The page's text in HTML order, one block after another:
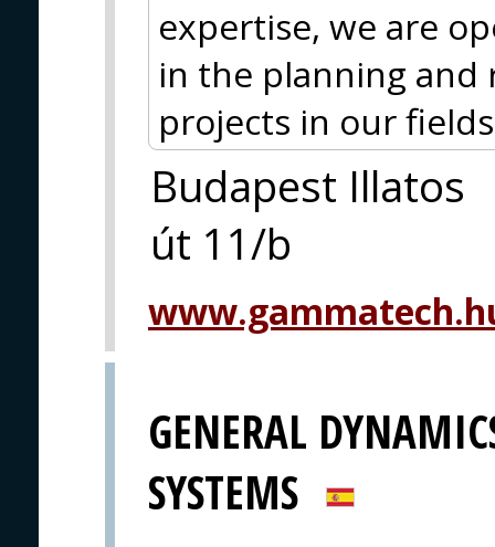
expertise, we are
in the planning and
projects in our
Budapest Illatos
út 11/b
GENERAL
SYSTEMS